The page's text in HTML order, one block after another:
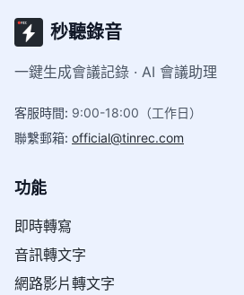
秒聽錄音
一鍵生成會議記錄 · AI 會議助理
客服時間: 9:00-18:00（工作日）
聯繫郵箱: official@tinrec.com
功能
即時轉寫
音訊轉文字
網路影片轉文字